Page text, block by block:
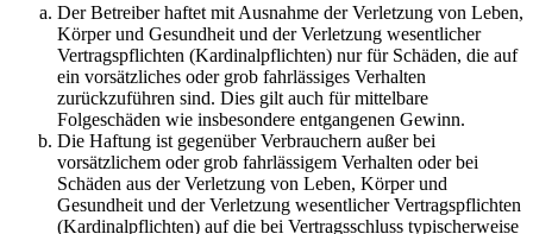
Der Betreiber haftet mit Ausnahme der Verletzung von Leben,
Körper und Gesundheit und der Verletzung wesentlicher
Vertragspflichten (Kardinalpflichten) nur für Schäden, die auf
ein vorsätzliches oder grob fahrlässiges Verhalten
zurückzuführen sind. Dies gilt auch für mittelbare
Folgeschäden wie insbesondere entgangenen Gewinn.
Die Haftung ist gegenüber Verbrauchern außer bei
vorsätzlichem oder grob fahrlässigem Verhalten oder bei
Schäden aus der Verletzung von Leben, Körper und
Gesundheit und der Verletzung wesentlicher Vertragspflichten
(Kardinalpflichten) auf die bei Vertragsschluss typischerweise